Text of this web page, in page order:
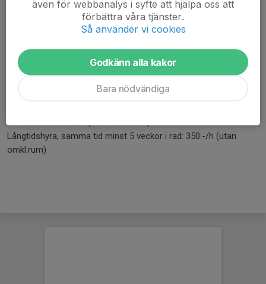
Intresserad av att hyra Konstgräsarenan (7-manna)?
Kontakta Magnus Lindberg,se kontakter
Långtidshyra, samma tid minst 5 veckor i rad: 350:-/h (utan
omkl.rum)
även för webbanalys i syfte att hjälpa oss att
förbättra våra tjänster.
Så använder vi cookies
Godkänn alla kakor
Bara nödvändiga